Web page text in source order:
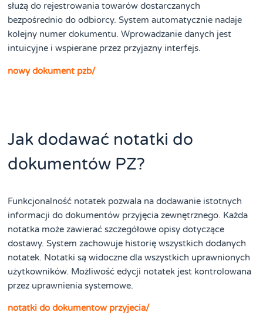
służą do rejestrowania towarów dostarczanych
bezpośrednio do odbiorcy. System automatycznie nadaje
kolejny numer dokumentu. Wprowadzanie danych jest
intuicyjne i wspierane przez przyjazny interfejs.
nowy dokument pzb/
Jak dodawać notatki do
dokumentów PZ?
Funkcjonalność notatek pozwala na dodawanie istotnych
informacji do dokumentów przyjęcia zewnętrznego. Każda
notatka może zawierać szczegółowe opisy dotyczące
dostawy. System zachowuje historię wszystkich dodanych
notatek. Notatki są widoczne dla wszystkich uprawnionych
użytkowników. Możliwość edycji notatek jest kontrolowana
przez uprawnienia systemowe.
notatki do dokumentow przyjecia/